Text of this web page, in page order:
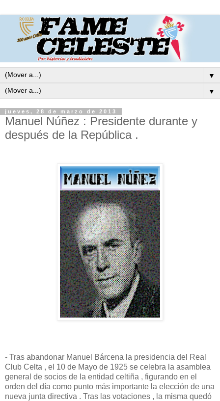
▼
▼
jueves, 28 de marzo de 2013
Manuel Núñez : Presidente durante y
después de la República .
- Tras abandonar Manuel Bárcena la presidencia del Real
Club Celta , el 10 de Mayo de 1925 se celebra la asamblea
general de socios de la entidad celtiña , figurando en el
orden del día como punto más importante la elección de una
nueva junta directiva . Tras las votaciones , la misma quedó